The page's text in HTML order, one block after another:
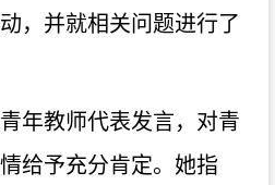
，并就相关问题进行了
年教师代表发言，对青
给予充分肯定。她指